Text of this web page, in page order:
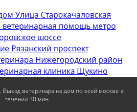
Улица Старокачаловская
ветеринарная помощь метро
шоссе
Рязанский проспект
Нижегородский район
клиника Щукино
Выезд ветеринара на дом по всей москве в
течении 30 мин.